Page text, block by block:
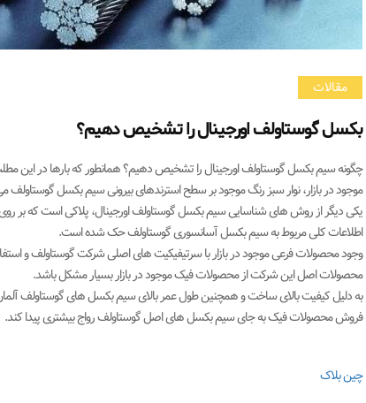
مقالات
بکسل گوستاولف اورجینال را تشخیص دهیم؟
چگونه سیم بکسل گوستاولف اورجینال را تشخیص دهیم؟ همانطور که بارها در این
موجود در بازار، نوار سبز رنگ موجود بر سطح استرندهای بیرونی سیم بکسل گوستاولف
یکی دیگر از روش های شناسایی سیم بکسل گوستاولف اورجینال، پلاکی است که بر
اطلاعات کلی مربوط به سیم بکسل آسانسوری گوستاولف حک شده است.
وجود محصولات فرعی موجود در بازار با سرتیفیکیت های اصلی شرکت گوستاولف و
محصولات اصل این شرکت از محصولات فیک موجود در بازار بسیار مشکل باشد.
به دلیل کیفیت بالای ساخت و همچنین طول عمر بالای سیم بکسل های گوستاولف
فروش محصولات فیک به جای سیم بکسل های اصل گوستاولف رواج بیشتری پیدا کند.
چین بلاک